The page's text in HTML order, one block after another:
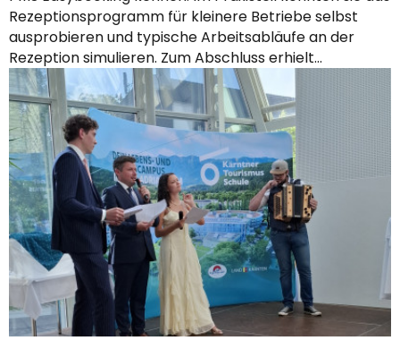
Rezeptionsprogramm für kleinere Betriebe selbst
ausprobieren und typische Arbeitsabläufe an der
Rezeption simulieren. Zum Abschluss erhielt…